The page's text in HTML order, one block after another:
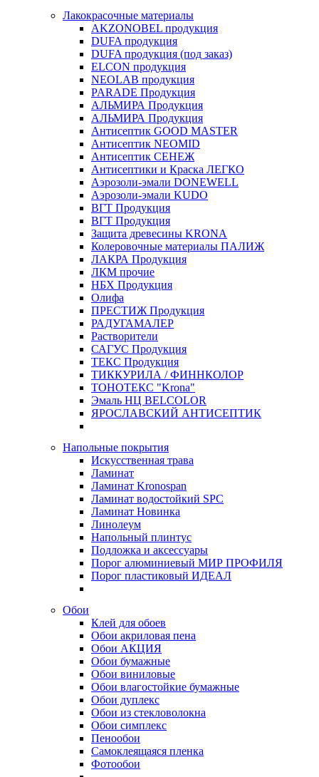
Лакокрасочные материалы
AKZONOBEL продукция
DUFA продукция
DUFA продукция (под заказ)
ELCON продукция
NEOLAB продукция
PARADE Продукция
АЛЬМИРА Продукция
АЛЬМИРА Продукция
Антисептик GOOD MASTER
Антисептик NEOMID
Антисептик СЕНЕЖ
Антисептики и Краска ЛЕГКО
Аэрозоли-эмали DONEWELL
Аэрозоли-эмали KUDO
ВГТ Продукция
ВГТ Продукция
Защита древесины KRONA
Колеровочные материалы ПАЛИЖ
ЛАКРА Продукция
ЛКМ прочие
НБХ Продукция
Олифа
ПРЕСТИЖ Продукция
РАДУГАМАЛЕР
Растворители
САГУС Продукция
ТЕКС Продукция
ТИККУРИЛА / ФИННКОЛОР
ТОНОТЕКС "Krona"
Эмаль НЦ BELCOLOR
ЯРОСЛАВСКИЙ АНТИСЕПТИК
Напольные покрытия
Искусственная трава
Ламинат
Ламинат Kronospan
Ламинат водостойкий SPC
Ламинат Новинка
Линолеум
Напольный плинтус
Подложка и аксессуары
Порог алюминиевый МИР ПРОФИЛЯ
Порог пластиковый ИДЕАЛ
Обои
Клей для обоев
Обои акриловая пена
Обои АКЦИЯ
Обои бумажные
Обои виниловые
Обои влагостойкие бумажные
Обои дуплекс
Обои из стекловолокна
Обои симплекс
Пенообои
Самоклеящаяся пленка
Фотообои